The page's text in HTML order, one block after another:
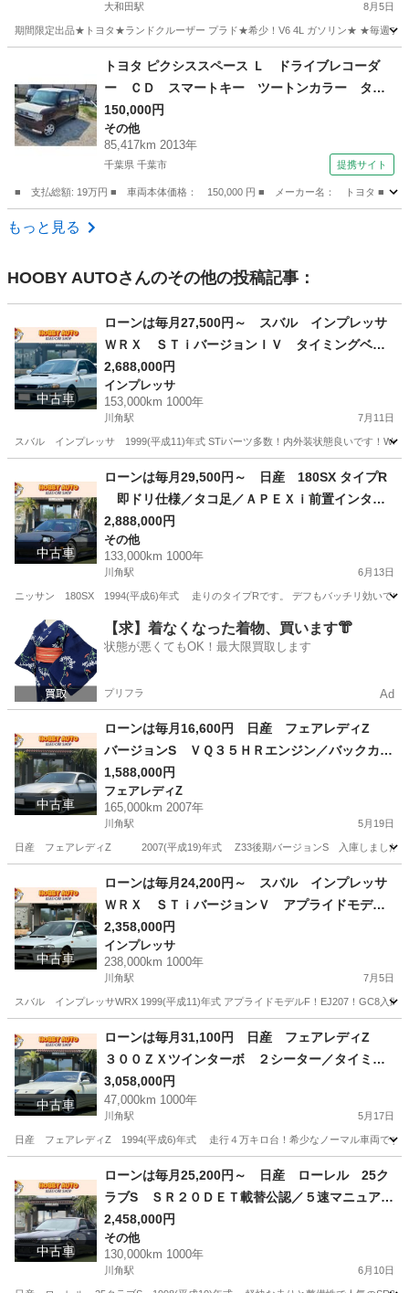
大和田駅 8月5日
期間限定出品★トヨタ★ランドクルーザー プラド★希少！V6 4L ガソリン★ ★毎週プ
さいたま市 大和田駅 ランドクルーザー
トヨタ ピクシススペース Ｌ ドライブレコーダ
ー ＣＤ スマートキー ツートンカラー タイ
ヤホイール１４インチ 走行距離８５０００キロ
（車検整備付）
150,000円
その他
85,417km 2013年
千葉県 千葉市 提携サイト
■ 支払総額: 19万円 ■ 車両本体価格： 150,000 円 ■ メーカー名： トヨタ ■
千葉 千葉市
もっと見る
HOOBY AUTOさんのその他の投稿記事：
中古車
ローンは毎月27,500円～ スバル インプレッサ
ＷＲＸ ＳＴｉバージョンＩＶ タイミングベル
ト交換済／ＳＴｉマフラー／ＳＴｉタワーバー／
ＷｅｄｓＳｐｏｒｔ１５ｉｎアルミホイール／Ｍ
ＯＭＯステアリング／Ｄｅｆｉブーストメーター
2,688,000円
インプレッサ
153,000km 1000年
川角駅 7月11日
スバル インプレッサ 1999(平成11)年式 STiパーツ多数！内外装状態良いです！
川角駅 インプレッサ WRX
中古車
ローンは毎月29,500円～ 日産 180SX タイプR
即ドリ仕様／タコ足／ＡＰＥＸｉ前置インター
クーラー／ＴＥＩＮ車高調／ＢＲＩＤＥフルバッ
ケットシート／ＫＯＳＥＩシュテルン１７インチ
ＡＷ／ＴＡＫＥＯＦＦブローオフバルブ／ナルデ
2,888,000円
その他
133,000km 1000年
川角駅 6月13日
ニッサン 180SX 1994(平成6)年式 走りのタイプRです。 デフもバッチリ効いてい
埼玉 入間郡 川角駅 その他
【求】着なくなった着物、買います👘
状態が悪くてもOK！最大限買取します
プリフラ Ad
中古車
ローンは毎月16,600円 日産 フェアレディZ
バージョンS ＶＱ３５ＨＲエンジン／バックカメ
ラ／社外ナビ／ＭＯＭＯステアリング／ＢＬＩＴ
Ｚラジエーター／ｂｒｅｍｂｏキャリパー／６速
マニュアル
1,588,000円
フェアレディZ
165,000km 2007年
川角駅 5月19日
日産 フェアレディZ 2007(平成19)年式 Z33後期バージョンS 入庫しました！
川角駅 フェアレディZ エンジン
中古車
ローンは毎月24,200円～ スバル インプレッサ
ＷＲＸ ＳＴｉバージョンＶ アプライドモデル
Ｆ／ＳＴｉマフラー／ＳＴｉタワーバー／ＳＴｉ
ラテラルリンク／純正１６インチアルミホイール
／大型リアウイング／ＭＯＭＯステアリング／Ａ
2,358,000円
インプレッサ
238,000km 1000年
川角駅 7月5日
スバル インプレッサWRX 1999(平成11)年式 アプライドモデルF！EJ207！GC8入庫
川角駅 インプレッサ WRX
中古車
ローンは毎月31,100円 日産 フェアレディZ
３００ＺＸツインターボ ２シーター／タイミン
グベルト交換済み／走行４．７万キロ台／純正５
速マニュアル／ＶＧ３０ＤＥＴＴ／純正１６イン
チアルミホイール／Ｔバールーフ／運転席・助手
席パワーシート／ノーマル車両／
3,058,000円
47,000km 1000年
川角駅 5月17日
日産 フェアレディZ 1994(平成6)年式 走行４万キロ台！希少なノーマル車両です！
川角駅 日産 車両
中古車
ローンは毎月25,200円～ 日産 ローレル 25ク
ラブS ＳＲ２０ＤＥＴ載替公認／５速マニュアル
／ＴＥＩＮ車高調／砲弾マフラー／トラストＡＩ
ＲＩＮＸエアクリーナー／ＧＲｅｄｄｙ前置きイ
ンタークーラー／ＧＲｅｄｄｙＰＲｏｆｅｃ－Ｂ
2,458,000円
その他
130,000km 1000年
川角駅 6月10日